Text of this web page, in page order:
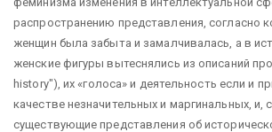
распространению представления, согласно
женщин была забыта и замалчивалась, а в
женские фигуры вытеснялись из описаний
history"), их «голоса» и деятельность если и
качестве незначительных и маргинальных, и,
существующие представления об